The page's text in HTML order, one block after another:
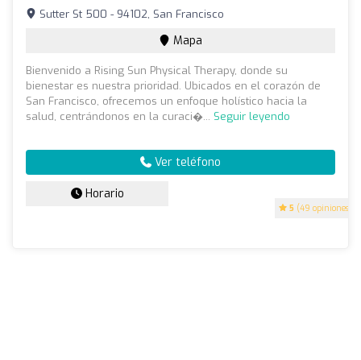
5 (49 opiniones)
Sutter St 500 - 94102, San Francisco
Mapa
Bienvenido a Rising Sun Physical Therapy, donde su
bienestar es nuestra prioridad. Ubicados en el corazón de
San Francisco, ofrecemos un enfoque holístico hacia la
salud, centrándonos en la curaci�... Seguir leyendo
Ver teléfono
Horario